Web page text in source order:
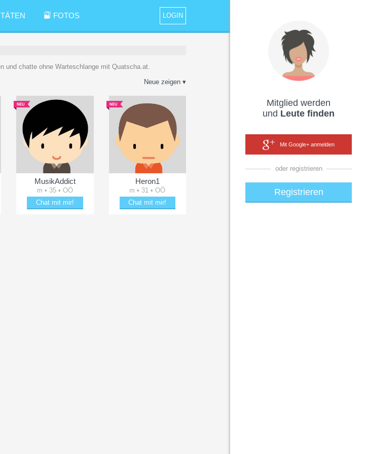
Mitglied werden
und Leute finden
Mit Google+ anmelden
oder registrieren
Registrieren
LOGIN
FOTOS
und chatte ohne Warteschlange mit Quatscha.at.
Neue zeigen ▾
MusikAddict
m • 35 • OÖ
Chat mit mir!
Heron1
m • 31 • OÖ
Chat mit mir!